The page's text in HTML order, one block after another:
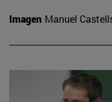
Imagen Manuel